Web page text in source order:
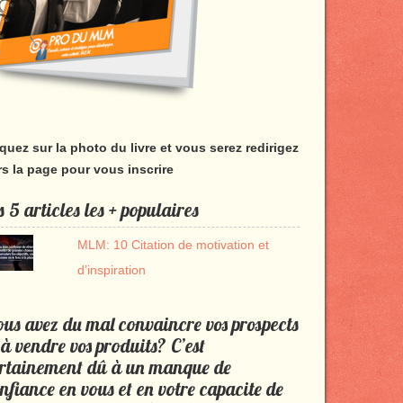
sur la photo du livre et vous serez redirigez
la page pour vous inscrire
5 articles les + populaires
MLM: 10 Citation de motivation et
d’inspiration
avez du mal convaincre vos prospects
vendre vos produits? C’est
dû à un manque de
en vous et en votre capacite de